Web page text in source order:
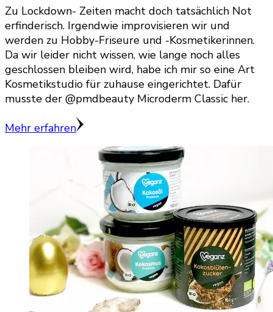
Zu Lockdown- Zeiten macht doch tatsächlich Not
erfinderisch. Irgendwie improvisieren wir und
werden zu Hobby-Friseure und -Kosmetikerinnen.
Da wir leider nicht wissen, wie lange noch alles
geschlossen bleiben wird, habe ich mir so eine Art
Kosmetikstudio für zuhause eingerichtet. Dafür
musste der @pmdbeauty Microderm Classic her.
Mehr erfahren